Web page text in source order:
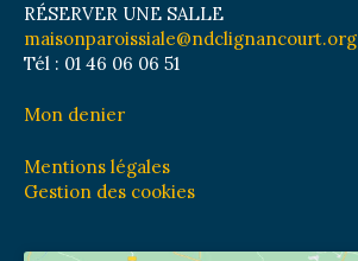
RÉSERVER UNE SALLE
maisonparoissiale@ndclignancourt.org
Tél : 01 46 06 06 51
Mon denier
Mentions légales
Gestion des cookies